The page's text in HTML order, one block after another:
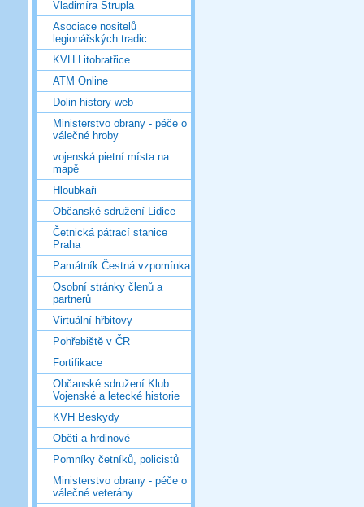
Vladimíra Štrupla
Asociace nositelů
legionářských tradic
KVH Litobratřice
ATM Online
Dolin history web
Ministerstvo obrany - péče o
válečné hroby
vojenská pietní místa na
mapě
Hloubkaři
Občanské sdružení Lidice
Četnická pátrací stanice
Praha
Památník Čestná vzpomínka
Osobní stránky členů a
partnerů
Virtuální hřbitovy
Pohřebiště v ČR
Fortifikace
Občanské sdružení Klub
Vojenské a letecké historie
KVH Beskydy
Oběti a hrdinové
Pomníky četníků, policistů
Ministerstvo obrany - péče o
válečné veterány